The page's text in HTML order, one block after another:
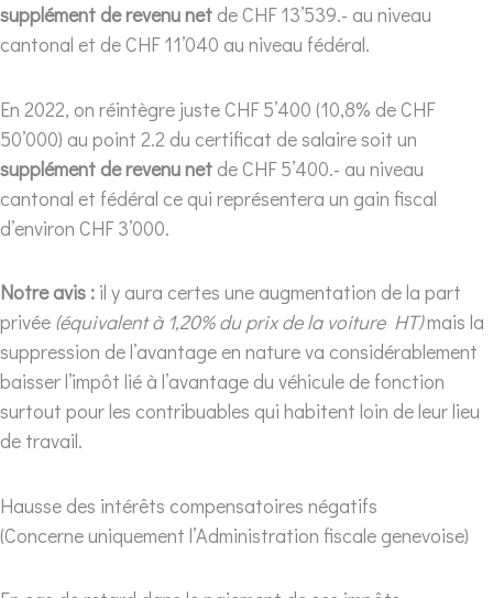
supplément de revenu net de CHF 13’539.- au niveau
cantonal et de CHF 11’040 au niveau fédéral.
En 2022, on réintègre juste CHF 5’400 (10,8% de CHF
50’000) au point 2.2 du certificat de salaire soit un
supplément de revenu net de CHF 5’400.- au niveau
cantonal et fédéral ce qui représentera un gain fiscal
d’environ CHF 3’000.
Notre avis : il y aura certes une augmentation de la part
privée (équivalent à 1,20% du prix de la voiture HT)mais la
suppression de l’avantage en nature va considérablement
baisser l’impôt lié à l’avantage du véhicule de fonction
surtout pour les contribuables qui habitent loin de leur lieu
de travail.
Hausse des intérêts compensatoires négatifs
(Concerne uniquement l’Administration fiscale genevoise)